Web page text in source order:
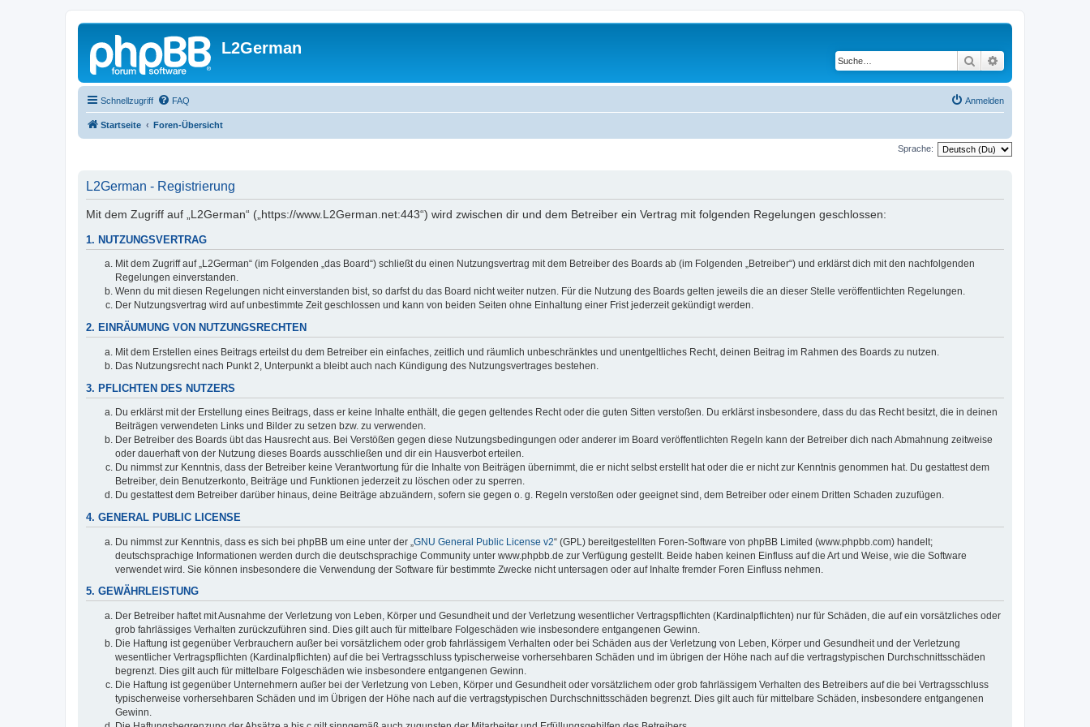
L2German
Suche
Schnellzugriff FAQ Anmelden
Startseite Foren-Übersicht
Sprache:
L2German - Registrierung
Mit dem Zugriff auf „L2German“ („https://www.L2German.net:443“) wird zwischen dir und dem Betreiber ein Vertrag mit folgenden Regelungen geschlossen:
1. NUTZUNGSVERTRAG
Mit dem Zugriff auf „L2German“ (im Folgenden „das Board“) schließt du einen Nutzungsvertrag mit dem Betreiber des Boards ab (im Folgenden „Betreiber“) und erklärst dich mit den nachfolgenden
Regelungen einverstanden.
Wenn du mit diesen Regelungen nicht einverstanden bist, so darfst du das Board nicht weiter nutzen. Für die Nutzung des Boards gelten jeweils die an dieser Stelle veröffentlichten Regelungen.
Der Nutzungsvertrag wird auf unbestimmte Zeit geschlossen und kann von beiden Seiten ohne Einhaltung einer Frist jederzeit gekündigt werden.
2. EINRÄUMUNG VON NUTZUNGSRECHTEN
Mit dem Erstellen eines Beitrags erteilst du dem Betreiber ein einfaches, zeitlich und räumlich unbeschränktes und unentgeltliches Recht, deinen Beitrag im Rahmen des Boards zu nutzen.
Das Nutzungsrecht nach Punkt 2, Unterpunkt a bleibt auch nach Kündigung des Nutzungsvertrages bestehen.
3. PFLICHTEN DES NUTZERS
Du erklärst mit der Erstellung eines Beitrags, dass er keine Inhalte enthält, die gegen geltendes Recht oder die guten Sitten verstoßen. Du erklärst insbesondere, dass du das Recht besitzt, die in deinen
Beiträgen verwendeten Links und Bilder zu setzen bzw. zu verwenden.
Der Betreiber des Boards übt das Hausrecht aus. Bei Verstößen gegen diese Nutzungsbedingungen oder anderer im Board veröffentlichten Regeln kann der Betreiber dich nach Abmahnung zeitweise
oder dauerhaft von der Nutzung dieses Boards ausschließen und dir ein Hausverbot erteilen.
Du nimmst zur Kenntnis, dass der Betreiber keine Verantwortung für die Inhalte von Beiträgen übernimmt, die er nicht selbst erstellt hat oder die er nicht zur Kenntnis genommen hat. Du gestattest dem
Betreiber, dein Benutzerkonto, Beiträge und Funktionen jederzeit zu löschen oder zu sperren.
Du gestattest dem Betreiber darüber hinaus, deine Beiträge abzuändern, sofern sie gegen o. g. Regeln verstoßen oder geeignet sind, dem Betreiber oder einem Dritten Schaden zuzufügen.
4. GENERAL PUBLIC LICENSE
Du nimmst zur Kenntnis, dass es sich bei phpBB um eine unter der „ GNU General Public License v2“ (GPL) bereitgestellten Foren-Software von phpBB Limited (www.phpbb.com) handelt;
deutschsprachige Informationen werden durch die deutschsprachige Community unter www.phpbb.de zur Verfügung gestellt. Beide haben keinen Einfluss auf die Art und Weise, wie die Software
verwendet wird. Sie können insbesondere die Verwendung der Software für bestimmte Zwecke nicht untersagen oder auf Inhalte fremder Foren Einfluss nehmen.
5. GEWÄHRLEISTUNG
Der Betreiber haftet mit Ausnahme der Verletzung von Leben, Körper und Gesundheit und der Verletzung wesentlicher Vertragspflichten (Kardinalpflichten) nur für Schäden, die auf ein vorsätzliches oder
grob fahrlässiges Verhalten zurückzuführen sind. Dies gilt auch für mittelbare Folgeschäden wie insbesondere entgangenen Gewinn.
Die Haftung ist gegenüber Verbrauchern außer bei vorsätzlichem oder grob fahrlässigem Verhalten oder bei Schäden aus der Verletzung von Leben, Körper und Gesundheit und der Verletzung
wesentlicher Vertragspflichten (Kardinalpflichten) auf die bei Vertragsschluss typischerweise vorhersehbaren Schäden und im übrigen der Höhe nach auf die vertragstypischen Durchschnittsschäden
begrenzt. Dies gilt auch für mittelbare Folgeschäden wie insbesondere entgangenen Gewinn.
Die Haftung ist gegenüber Unternehmern außer bei der Verletzung von Leben, Körper und Gesundheit oder vorsätzlichem oder grob fahrlässigem Verhalten des Betreibers auf die bei Vertragsschluss
typischerweise vorhersehbaren Schäden und im Übrigen der Höhe nach auf die vertragstypischen Durchschnittsschäden begrenzt. Dies gilt auch für mittelbare Schäden, insbesondere entgangenen
Gewinn.